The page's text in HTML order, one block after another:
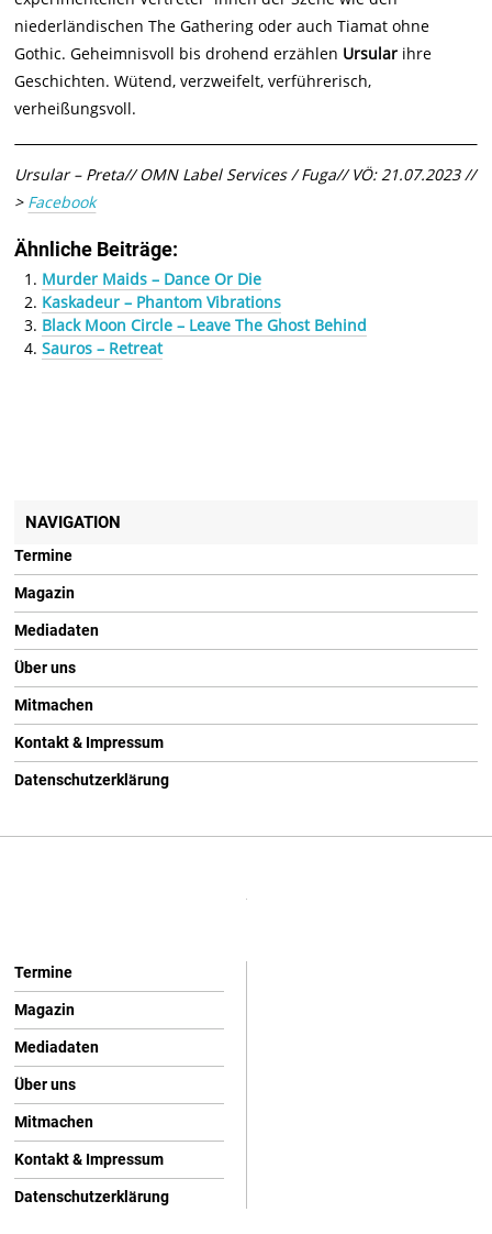
niederländischen The Gathering oder auch Tiamat ohne
Gothic. Geheimnisvoll bis drohend erzählen Ursular ihre
Geschichten. Wütend, verzweifelt, verführerisch,
verheißungsvoll.
Ursular – Preta// OMN Label Services / Fuga// VÖ: 21.07.2023 //
> Facebook
Ähnliche Beiträge:
Murder Maids – Dance Or Die
Kaskadeur – Phantom Vibrations
Black Moon Circle – Leave The Ghost Behind
Sauros – Retreat
NAVIGATION
Termine
Magazin
Mediadaten
Über uns
Mitmachen
Kontakt & Impressum
Datenschutzerklärung
Termine
Magazin
Mediadaten
Über uns
Mitmachen
Kontakt & Impressum
Datenschutzerklärung